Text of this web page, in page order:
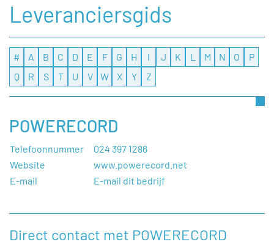
Leveranciersgids
# A B C D E F G H I J K L M N O
P
Q
R S T U V W X Y Z
POWERECORD
Telefoonnummer
024 397 1286
Website
www.powerecord.net
E-mail
E-mail dit bedrijf
Direct contact met POWERECORD